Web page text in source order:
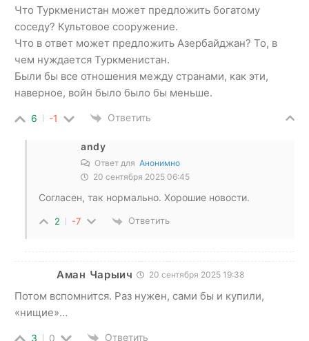
Что Туркменистан может предложить богатому
соседу? Культовое сооружение.
Что в ответ может предложить Азербайджан? То, в
чем нуждается Туркменистан.
Были бы все отношения между странами, как эти,
наверное, войн было было бы меньше.
6 -1 Ответить
andy
Ответ для Анонимно
20 сентября 2025 06:45
Согласен, так нормально. Хорошие новости.
2 -7 Ответить
Аман Чарыич 20 сентября 2025 19:38
Потом вспомнится. Раз нужен, сами бы и купили,
«нищие»…
3 0 Ответить